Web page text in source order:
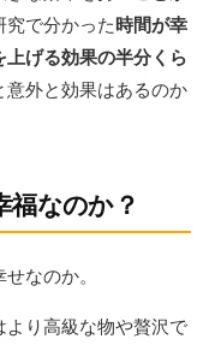
で分かった時間が幸
げる効果の半分くら
外と効果はあるのか
福なのか？
なのか。
り高級な物や贅沢で